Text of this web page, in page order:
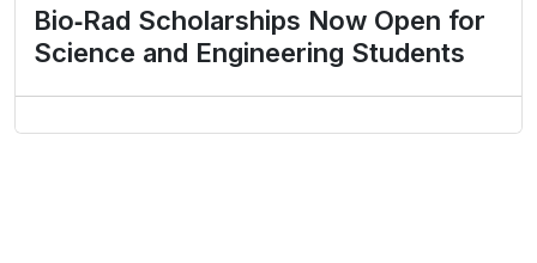
Bio‑Rad Scholarships Now Open for
Science and Engineering Students